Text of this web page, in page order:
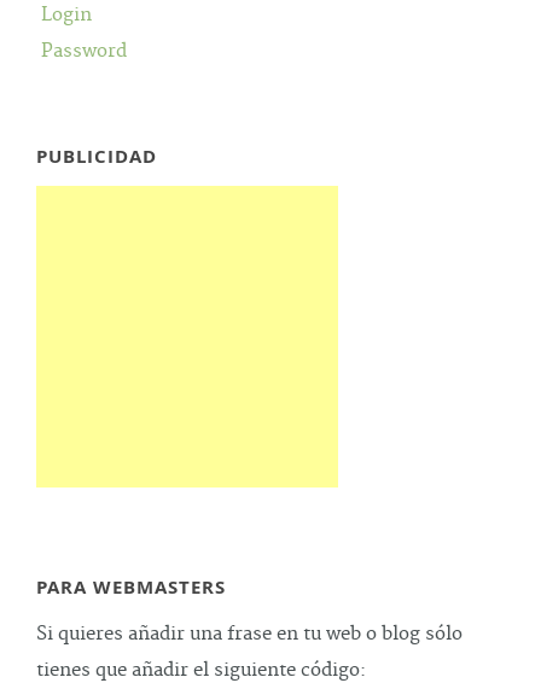
Login
Password
PUBLICIDAD
PARA WEBMASTERS
Si quieres añadir una frase en tu web o blog sólo
tienes que añadir el siguiente código: